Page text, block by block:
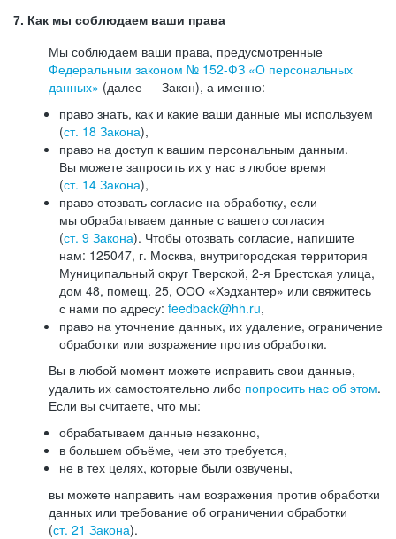
7. Как мы соблюдаем ваши права
Мы соблюдаем ваши права, предусмотренные
Федеральным законом № 152-ФЗ «О персональных
данных» (далее — Закон), а именно:
право знать, как и какие ваши данные мы используем
(ст. 18 Закона),
право на доступ к вашим персональным данным.
Вы можете запросить их у нас в любое время
(ст. 14 Закона),
право отозвать согласие на обработку, если
мы обрабатываем данные с вашего согласия
(ст. 9 Закона). Чтобы отозвать согласие, напишите
нам: 125047, г. Москва, внутригородская территория
Муниципальный округ Тверской, 2-я Брестская улица,
дом 48, помещ. 25, ООО «Хэдхантер» или свяжитесь
с нами по адресу: feedback@hh.ru,
право на уточнение данных, их удаление, ограничение
обработки или возражение против обработки.
Вы в любой момент можете исправить свои данные,
удалить их самостоятельно либо попросить нас об этом.
Если вы считаете, что мы:
обрабатываем данные незаконно,
в большем объёме, чем это требуется,
не в тех целях, которые были озвучены,
вы можете направить нам возражения против обработки
данных или требование об ограничении обработки
(ст. 21 Закона).